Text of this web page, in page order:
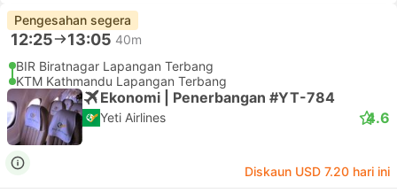
Pengesahan segera
12:25 13:05 40m
BIR Biratnagar Lapangan Terbang
KTM Kathmandu Lapangan Terbang
Ekonomi | Penerbangan #YT-784
Yeti Airlines 4.6
Diskaun USD 7.20 hari ini